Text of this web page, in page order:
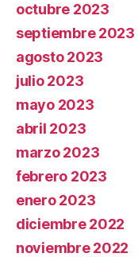
octubre 2023
septiembre 2023
agosto 2023
julio 2023
mayo 2023
abril 2023
marzo 2023
febrero 2023
enero 2023
diciembre 2022
noviembre 2022